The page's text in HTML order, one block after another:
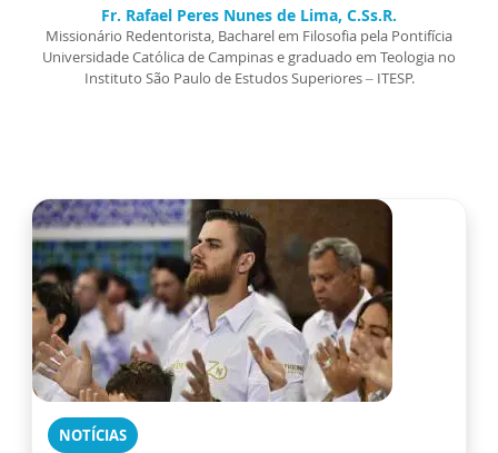
Fr. Rafael Peres Nunes de Lima, C.Ss.R.
Missionário Redentorista, Bacharel em Filosofia pela Pontifícia
Universidade Católica de Campinas e graduado em Teologia no
Instituto São Paulo de Estudos Superiores – ITESP.
NOTÍCIAS